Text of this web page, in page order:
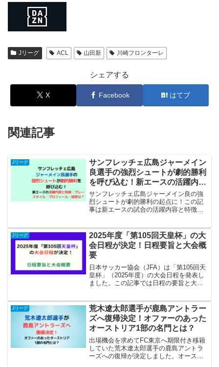
Jリーグ ACL 山田新 川崎フロンターレ
シェアする
X Facebook はてブ
関連記事
Jリーグ
サンフレッチェ広島ジャーメイン
良選手の強烈シュートが劇的勝利
を呼び込む！新エースの活躍内容
と特徴・プレースタイル・プロフ
ィール・経歴は？
サンフレッチェ広島ジャーメイン良の強
烈シュートが劇的勝利の起点に！この記
事は新エースの試合の活躍内容と特徴・
Jリーグ
2025年度「第105回天皇杯」の大
会日程が決定！日程要旨と大会概
要
日本サッカー協会（JFA）は「第105回天
皇杯」（2025年度）の大会日程を発表し
ました。この記事では日程の要旨と大会
Jリーグ
荒木遼太郎選手が鹿島アントラー
ズへ復帰決定！オファーのあった
オーストリア1部の名門とは？
出場機会を求めてFC東京へ期限付き移籍
していた荒木遼太郎選手の鹿島アントラ
ーズへの復帰が決定しました。オースト